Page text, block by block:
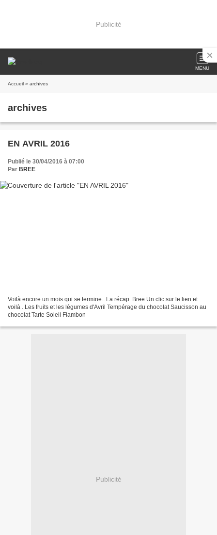
Publicité
MENU
Accueil » archives
archives
EN AVRIL 2016
Publié le 30/04/2016 à 07:00
Par BREE
Voilà encore un mois qui se termine.. La récap. Bree Un clic sur le lien et
voilà . Les fruits et les légumes d'Avril Tempérage du chocolat Saucisson au
chocolat Tarte Soleil Flambon
Publicité